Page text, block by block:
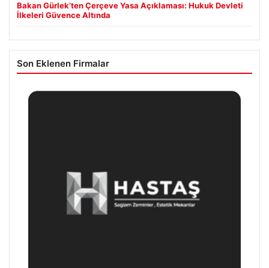
Bakan Gürlek’ten Çerçeve Yasa Açıklaması: Hukuk Devleti
İlkeleri Güvence Altında
Son Eklenen Firmalar